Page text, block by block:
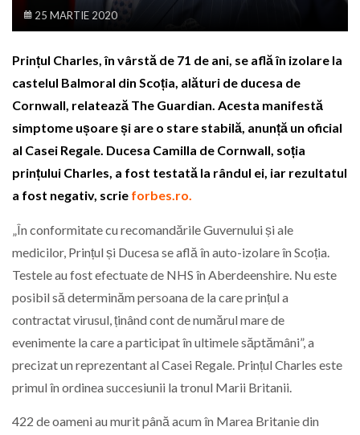
25 MARTIE 2020
Prințul Charles, în vârstă de 71 de ani, se află în izolare la
castelul Balmoral din Scoția, alături de ducesa de
Cornwall, relatează The Guardian. Acesta manifestă
simptome ușoare și are o stare stabilă, anunță un oficial
al Casei Regale. Ducesa Camilla de Cornwall, soția
prințului Charles, a fost testată la rândul ei, iar rezultatul
a fost negativ, scrie forbes.ro.
„În conformitate cu recomandările Guvernului și ale
medicilor, Prințul și Ducesa se află în auto-izolare în Scoția.
Testele au fost efectuate de NHS în Aberdeenshire. Nu este
posibil să determinăm persoana de la care prințul a
contractat virusul, ținând cont de numărul mare de
evenimente la care a participat în ultimele săptămâni”, a
precizat un reprezentant al Casei Regale. Prințul Charles este
primul în ordinea succesiunii la tronul Marii Britanii.
422 de oameni au murit până acum în Marea Britanie din